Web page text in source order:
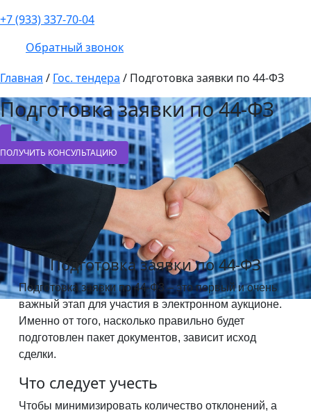
+7 (933) 337-70-04
Обратный звонок
Главная / Гос. тендера / Подготовка заявки по 44-ФЗ
Подготовка заявки по 44-ФЗ
ПОЛУЧИТЬ КОНСУЛЬТАЦИЮ
Подготовка заявки по 44-ФЗ
Подготовка заявки по 44-Ф3 – это первый и очень
важный этап для участия в электронном аукционе.
Именно от того, насколько правильно будет
подготовлен пакет документов, зависит исход
сделки.
Что следует учесть
Чтобы минимизировать количество отклонений, а